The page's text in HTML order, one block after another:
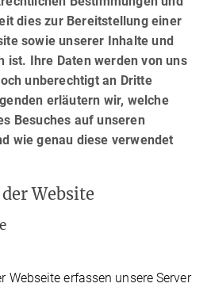
dies zur Bereitstellung einer
sowie unserer Inhalte und
ist. Ihre Daten werden von uns
unberechtigt an Dritte
erläutern wir, welche
Besuches auf unseren
wie genau diese verwendet
Website
Webseite erfassen unsere Server